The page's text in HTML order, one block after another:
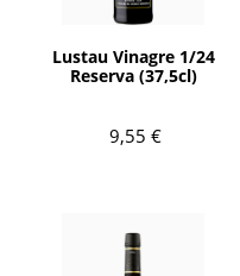
Lustau Vinagre 1/24
Reserva (37,5cl)
9,55 €
AÑADIR